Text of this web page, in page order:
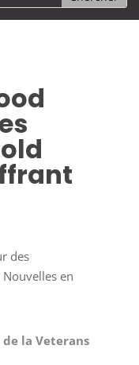
des
Nouvelles en
la Veterans